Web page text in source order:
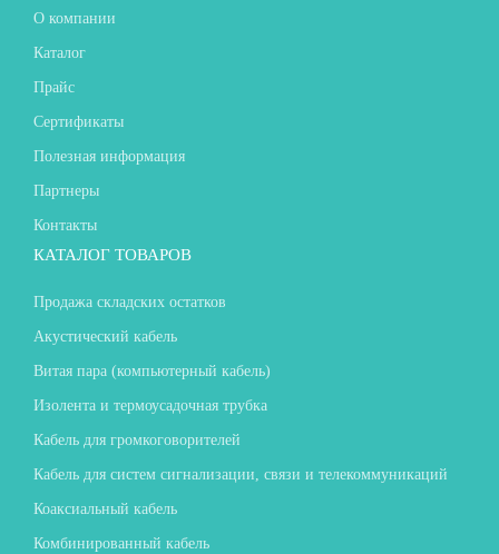
О компании
Каталог
Прайс
Сертификаты
Полезная информация
Партнеры
Контакты
КАТАЛОГ ТОВАРОВ
Продажа складских остатков
Акустический кабель
Витая пара (компьютерный кабель)
Изолента и термоусадочная трубка
Кабель для громкоговорителей
Кабель для систем сигнализации, связи и телекоммуникаций
Коаксиальный кабель
Комбинированный кабель